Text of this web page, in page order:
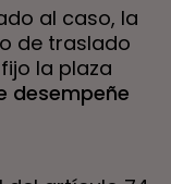
al caso, la
de traslado
la plaza
desempeñe